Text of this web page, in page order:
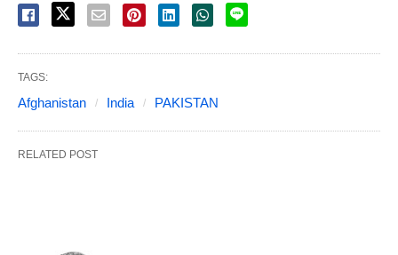
TAGS:
Afghanistan India PAKISTAN
RELATED POST